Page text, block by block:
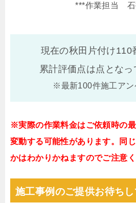
***作業担当 石
現在の秋田片付け110
累計評価点は点となっ
※最新100件施工アン
※実際の作業料金はご依頼時の
変動する可能性があります。同
かはわかりかねますのでご注意く
施工事例のご提供お待ちし